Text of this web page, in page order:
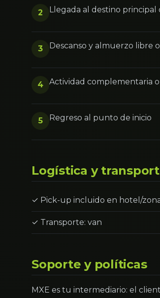
2 Llegada al destino
3 Descanso y almuerzo libre
4 Actividad complementaria
5 Regreso al punto de inicio
Logística y
✓ Pick-up incluido en hotel/
✓ Transporte: van
Soporte y políticas
MXE es tu intermediario: el